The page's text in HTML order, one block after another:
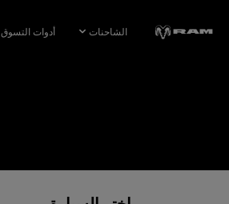
Main
الشاحنات أدوات التسوق